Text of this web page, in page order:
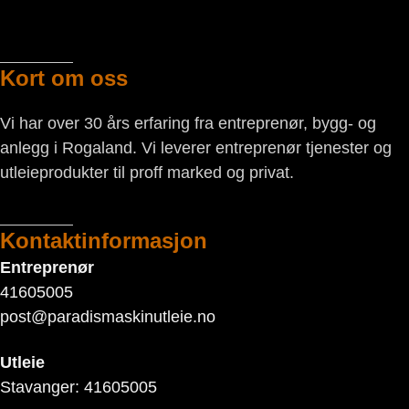
Kort om oss
Vi har over 30 års erfaring fra entreprenør, bygg- og
anlegg i Rogaland. Vi leverer entreprenør tjenester og
utleieprodukter til proff marked og privat.
Kontaktinformasjon
Entreprenør
41605005
post@paradismaskinutleie.no
Utleie
Stavanger: 41605005